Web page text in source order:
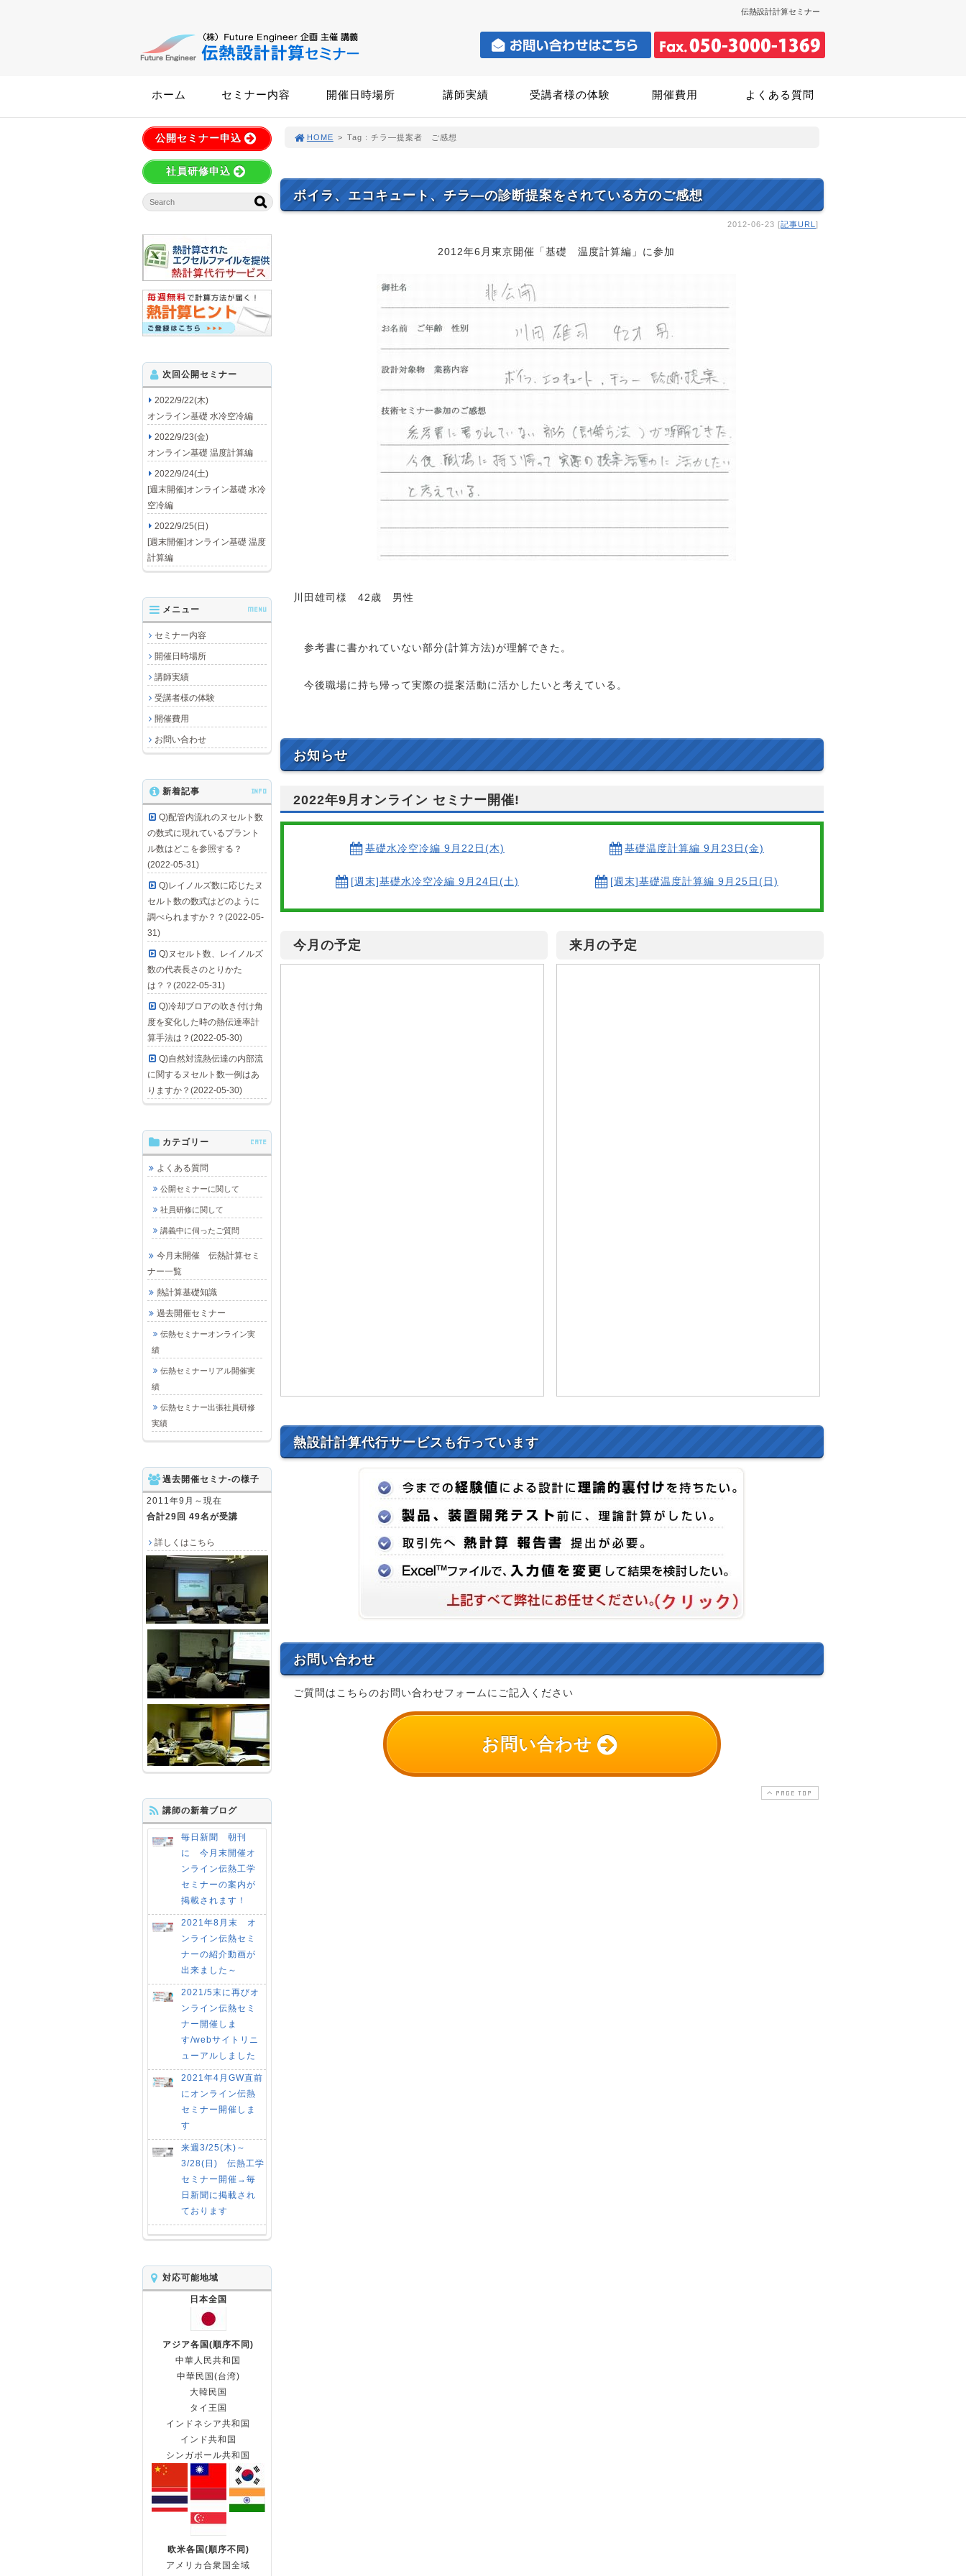
伝熱設計計算セミナー
ホーム セミナー内容 開催日時場所 講師実績 受講者様の体験 開催費用 よくある質問
HOME > Tag : チラ―提案者 ご感想
ボイラ、エコキュート、チラ―の診断提案をされている方のご感想
2012-06-23 [記事URL ]
2012年6月東京開催「基礎 温度計算編」に参加
川田雄司様 42歳 男性
参考書に書かれていない部分(計算方法)が理解できた。
今後職場に持ち帰って実際の提案活動に活かしたいと考えている。
お知らせ
2022年9月オンライン セミナー開催!
基礎水冷空冷編 9月22日(木) 基礎温度計算編 9月23日(金)
[週末]基礎水冷空冷編 9月24日(土) [週末]基礎温度計算編 9月25日(日)
今月の予定 来月の予定
熱設計計算代行サービスも行っています
お問い合わせ
ご質問はこちらのお問い合わせフォームにご記入ください
お問い合わせ
PAGE TOP
公開セミナー申込
社員研修申込
次回公開セミナー
2022/9/22(木)
オンライン基礎 水冷空冷編
2022/9/23(金)
オンライン基礎 温度計算編
2022/9/24(土)
[週末開催]オンライン基礎 水冷
空冷編
2022/9/25(日)
[週末開催]オンライン基礎 温度
計算編
メニュー MENU
セミナー内容
開催日時場所
講師実績
受講者様の体験
開催費用
お問い合わせ
新着記事 INFO
Q)配管内流れのヌセルト数
の数式に現れているプラント
ル数はどこを参照する？
(2022-05-31)
Q)レイノルズ数に応じたヌ
セルト数の数式はどのように
調べられますか？？(2022-05-
31)
Q)ヌセルト数、レイノルズ
数の代表長さのとりかた
は？？(2022-05-31)
Q)冷却ブロアの吹き付け角
度を変化した時の熱伝達率計
算手法は？(2022-05-30)
Q)自然対流熱伝達の内部流
に関するヌセルト数一例はあ
りますか？(2022-05-30)
カテゴリー CATE
よくある質問
公開セミナーに関して
社員研修に関して
講義中に伺ったご質問
今月末開催 伝熱計算セミ
ナー一覧
熱計算基礎知識
過去開催セミナー
伝熱セミナーオンライン実
績
伝熱セミナーリアル開催実
績
伝熱セミナー出張社員研修
実績
過去開催セミナ-の様子
2011年9月～現在
合計29回 49名が受講
詳しくはこちら
講師の新着ブログ
毎日新聞 朝刊
に 今月末開催オ
ンライン伝熱工学
セミナーの案内が
掲載されます！
2021年8月末 オ
ンライン伝熱セミ
ナーの紹介動画が
出来ました～
2021/5末に再びオ
ンライン伝熱セミ
ナー開催しま
す/webサイトリニ
ューアルしました
2021年4月GW直前
にオンライン伝熱
セミナー開催しま
す
来週3/25(木)～
3/28(日) 伝熱工学
セミナー開催→毎
日新聞に掲載され
ております
対応可能地域
日本全国
アジア各国(順序不同)
中華人民共和国
中華民国(台湾)
大韓民国
タイ王国
インドネシア共和国
インド共和国
シンガポール共和国
欧米各国(順序不同)
アメリカ合衆国全域